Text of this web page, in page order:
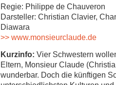
Regie: Philippe de Chauveron
Darsteller: Christian Clavier,
Diawara
>> www.monsieurclaude.de
Kurzinfo: Vier Schwestern
Eltern, Monsieur Claude
wunderbar. Doch die künftigen